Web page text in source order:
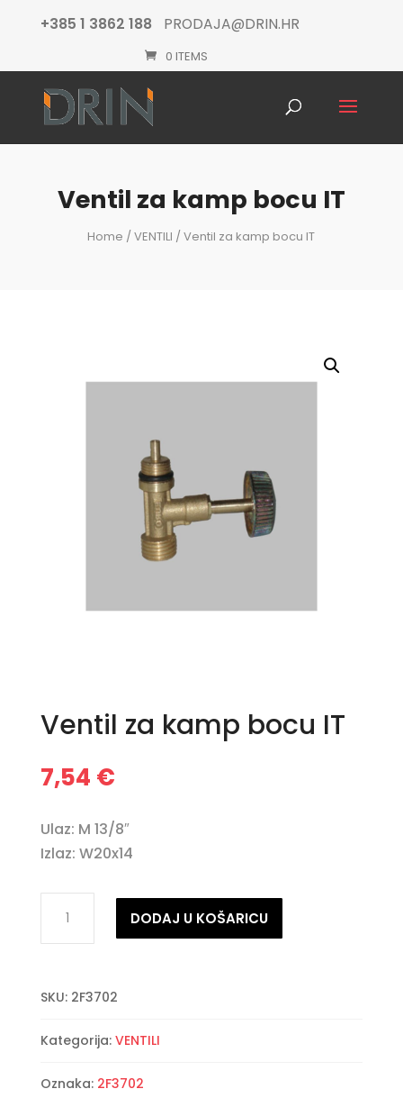
+385 1 3862 188 PRODAJA@DRIN.HR
0 ITEMS
Ventil za kamp bocu IT
Home /VENTILI / Ventil za kamp bocu IT
Ventil za kamp bocu IT
7,54 €
Ulaz: M 13/8″
Izlaz: W20x14
IT
DODAJ U KOŠARICU
SKU: 2F3702
Kategorija: VENTILI
Oznaka: 2F3702